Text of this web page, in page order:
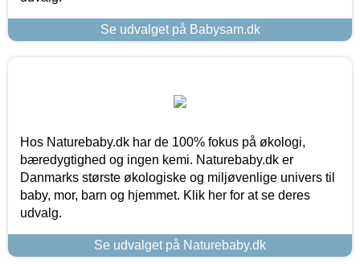
Se udvalget på Babysam.dk
Hos Naturebaby.dk har de 100% fokus på økologi,
bæredygtighed og ingen kemi. Naturebaby.dk er
Danmarks største økologiske og miljøvenlige univers til
baby, mor, barn og hjemmet. Klik her for at se deres
udvalg.
Se udvalget på Naturebaby.dk